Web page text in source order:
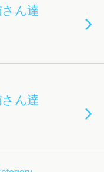
さん達
さん達